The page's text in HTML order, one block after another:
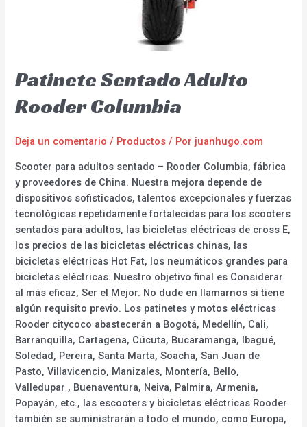
Patinete Sentado Adulto
Rooder Columbia
Deja un comentario / Productos / Por juanhugo.com
Scooter para adultos sentado – Rooder Columbia, fábrica
y proveedores de China. Nuestra mejora depende de
dispositivos sofisticados, talentos excepcionales y fuerzas
tecnológicas repetidamente fortalecidas para los scooters
sentados para adultos, las bicicletas eléctricas de cross E,
los precios de las bicicletas eléctricas chinas, las
bicicletas eléctricas Hot Fat, los neumáticos grandes para
bicicletas eléctricas. Nuestro objetivo final es Considerar
al más eficaz, Ser el Mejor. No dude en llamarnos si tiene
algún requisito previo. Los patinetes y motos eléctricas
Rooder citycoco abastecerán a Bogotá, Medellín, Cali,
Barranquilla, Cartagena, Cúcuta, Bucaramanga, Ibagué,
Soledad, Pereira, Santa Marta, Soacha, San Juan de
Pasto, Villavicencio, Manizales, Montería, Bello,
Valledupar , Buenaventura, Neiva, Palmira, Armenia,
Popayán, etc., las escooters y bicicletas eléctricas Rooder
también se suministrarán a todo el mundo, como Europa,